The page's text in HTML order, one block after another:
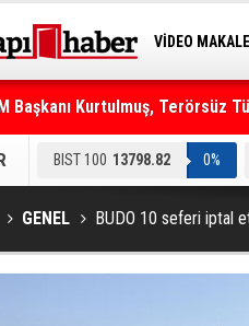
VİDEO MAKALE
Başkanı Kurtulmuş, Terörsüz
arayıp "RTÜK'ten
BIST 100 13798.82 0%
GENEL BUDO 10 seferi iptal